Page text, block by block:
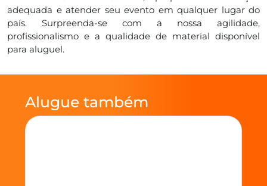
adequada e atender seu evento em qualquer lugar do
país. Surpreenda-se com a nossa agilidade,
profissionalismo e a qualidade de material disponível
para aluguel.
Alugue também